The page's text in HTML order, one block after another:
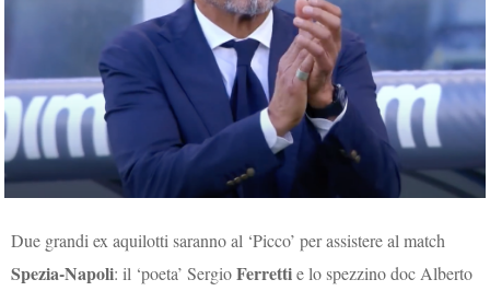
Due grandi ex aquilotti saranno al ‘Picco’ per assistere al match
Spezia-Napoli: il ‘poeta’ SergioFerrettie lo spezzino doc Alberto